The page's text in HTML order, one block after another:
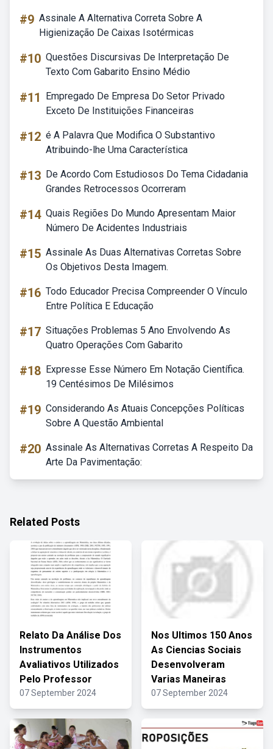
#9 Assinale A Alternativa Correta Sobre A
Higienização De Caixas Isotérmicas
#10 Questões Discursivas De Interpretação De
Texto Com Gabarito Ensino Médio
#11
Empregado De Empresa Do Setor Privado
Exceto De Instituições Financeiras
#12 é A Palavra Que Modifica O Substantivo
Atribuindo-lhe Uma Característica
#13 De Acordo Com Estudiosos Do Tema Cidadania
Grandes Retrocessos Ocorreram
#14 Quais Regiões Do Mundo Apresentam Maior
Número De Acidentes Industriais
#15 Assinale As Duas Alternativas Corretas Sobre
Os Objetivos Desta Imagem.
#16 Todo Educador Precisa Compreender O Vínculo
Entre Política E Educação
#17 Situações Problemas 5 Ano Envolvendo As
Quatro Operações Com Gabarito
#18 Expresse Esse Número Em Notação Científica.
19 Centésimos De Milésimos
#19 Considerando As Atuais Concepções Políticas
Sobre A Questão Ambiental
#20 Assinale As Alternativas Corretas A Respeito Da
Arte Da Pavimentação:
Related Posts
Relato Da Análise Dos
Instrumentos
Avaliativos Utilizados
Pelo Professor
07 September 2024
Nos Ultimos 150 Anos
As Ciencias Sociais
Desenvolveram
Varias Maneiras
07 September 2024